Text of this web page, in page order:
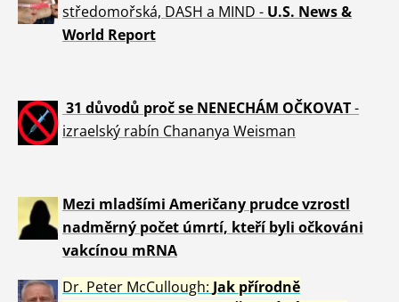
středomořská, DASH a MIND - U.S. News &
World Report
31 důvodů proč se NENECHÁM OČKOVAT-
izraelský rabín Chananya Weisman
Mezi mladšími Američany prudce vzrostl
nadměrný počet úmrtí, kteří byli očkováni
vakcínou mRNA
Dr. Peter McCullough: Jak přírodně